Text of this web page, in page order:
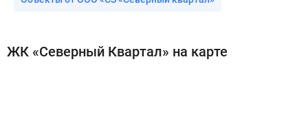
ЖК «Северный Квартал» на карте